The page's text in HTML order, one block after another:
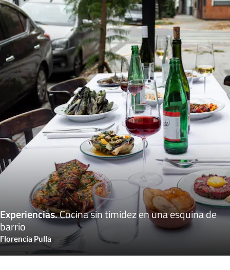
Experiencias.Cocina sin timidez en una esquina de
barrio
Florencia Pulla